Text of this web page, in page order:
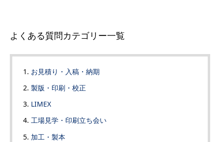
よくある質問カテゴリー一覧
お見積り・入稿・納期
製版・印刷・校正
LIMEX
工場見学・印刷立ち会い
加工・製本